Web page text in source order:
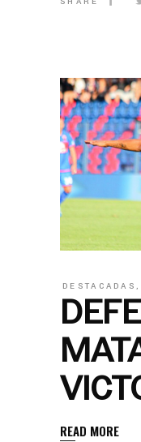
DESTACADAS,
READ MORE